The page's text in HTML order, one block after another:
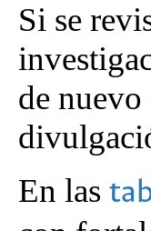
Si se
de
En las